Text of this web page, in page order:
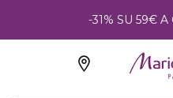
-31% SU 59€ A